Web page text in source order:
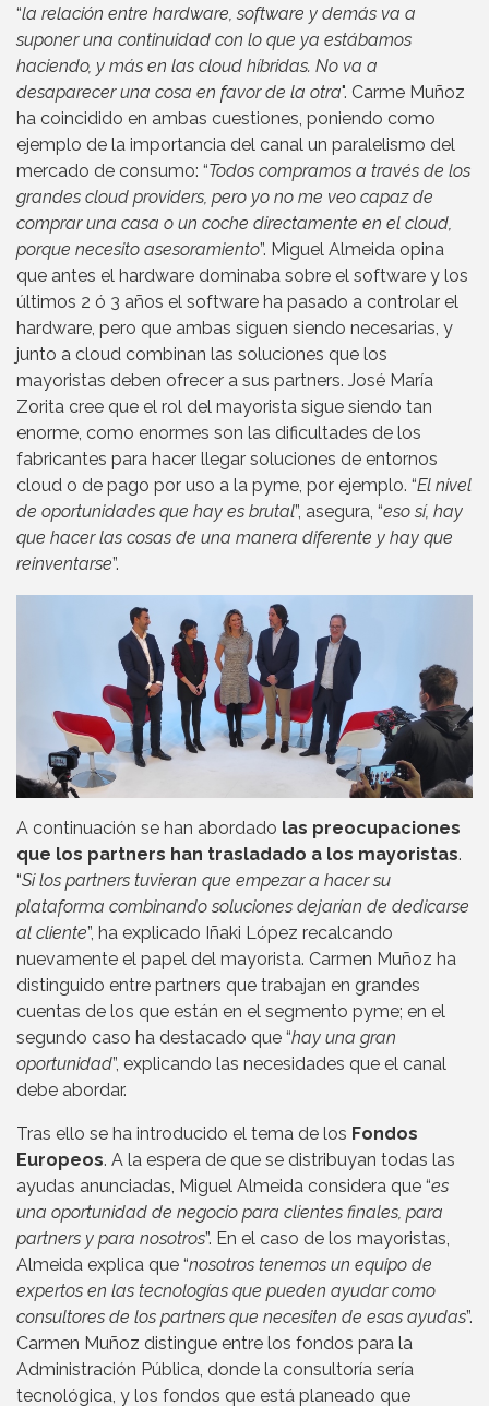
“la relación entre hardware, software y demás va a
suponer una continuidad con lo que ya estábamos
haciendo, y más en las cloud híbridas. No va a
desaparecer una cosa en favor de la otra". Carme Muñoz
ha coincidido en ambas cuestiones, poniendo como
ejemplo de la importancia del canal un paralelismo del
mercado de consumo: “Todos compramos a través de los
grandes cloud providers, pero yo no me veo capaz de
comprar una casa o un coche directamente en el cloud,
porque necesito asesoramiento”. Miguel Almeida opina
que antes el hardware dominaba sobre el software y los
últimos 2 ó 3 años el software ha pasado a controlar el
hardware, pero que ambas siguen siendo necesarias, y
junto a cloud combinan las soluciones que los
mayoristas deben ofrecer a sus partners. José María
Zorita cree que el rol del mayorista sigue siendo tan
enorme, como enormes son las dificultades de los
fabricantes para hacer llegar soluciones de entornos
cloud o de pago por uso a la pyme, por ejemplo. “El nivel
de oportunidades que hay es brutal”, asegura, “eso sí, hay
que hacer las cosas de una manera diferente y hay que
reinventarse”.
A continuación se han abordado las preocupaciones
que los partners han trasladado a los mayoristas.
“Si los partners tuvieran que empezar a hacer su
plataforma combinando soluciones dejarían de dedicarse
al cliente”, ha explicado Iñaki López recalcando
nuevamente el papel del mayorista. Carmen Muñoz ha
distinguido entre partners que trabajan en grandes
cuentas de los que están en el segmento pyme; en el
segundo caso ha destacado que “hay una gran
oportunidad”, explicando las necesidades que el canal
debe abordar.
Tras ello se ha introducido el tema de los Fondos
Europeos. A la espera de que se distribuyan todas las
ayudas anunciadas, Miguel Almeida considera que “es
una oportunidad de negocio para clientes finales, para
partners y para nosotros”. En el caso de los mayoristas,
Almeida explica que “nosotros tenemos un equipo de
expertos en las tecnologías que pueden ayudar como
consultores de los partners que necesiten de esas ayudas”.
Carmen Muñoz distingue entre los fondos para la
Administración Pública, donde la consultoría sería
tecnológica, y los fondos que está planeado que